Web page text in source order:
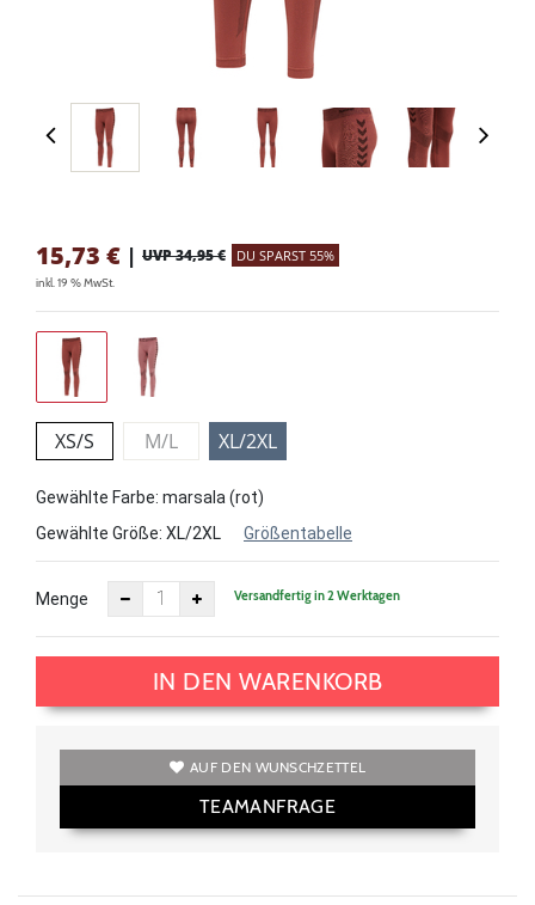
15,73 € | UVP 34,95 € DU SPARST 55%
inkl. 19 % MwSt.
XS/S M/L XL/2XL
Gewählte Farbe: marsala (rot)
Gewählte Größe: XL/2XL Größentabelle
Menge Versandfertig in 2 Werktagen
IN DEN WARENKORB
AUF DEN WUNSCHZETTEL
TEAMANFRAGE